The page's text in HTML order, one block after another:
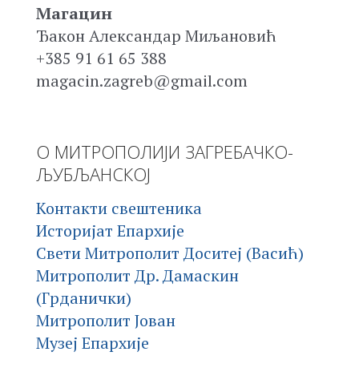
Магацин
Ђакон Александар Миљановић
+385 91 61 65 388
magacin.zagreb@gmail.com
О МИТРОПОЛИЈИ ЗАГРЕБАЧКО-
ЉУБЉАНСКОЈ
Контакти свештеника
Историјат Епархије
Свети Митрополит Доситеј (Васић)
Митрополит Др. Дамаскин
(Грданички)
Митрополит Јован
Музеј Епархије